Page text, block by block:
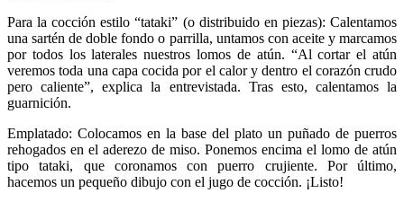
Para la cocción estilo “tataki” (o distribuido en piezas): Calentamos
una sartén de doble fondo o parrilla, untamos con aceite y marcamos
por todos los laterales nuestros lomos de atún. “Al cortar el atún
veremos toda una capa cocida por el calor y dentro el corazón crudo
pero caliente”, explica la entrevistada. Tras esto, calentamos la
guarnición.
Emplatado: Colocamos en la base del plato un puñado de puerros
rehogados en el aderezo de miso. Ponemos encima el lomo de atún
tipo tataki, que coronamos con puerro crujiente. Por último,
hacemos un pequeño dibujo con el jugo de cocción. ¡Listo!